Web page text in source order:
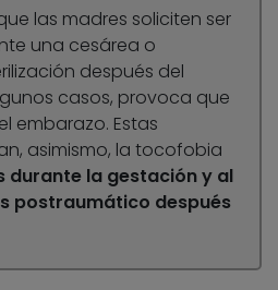
las madres soliciten ser
una cesárea o
después del
casos, provoca que
embarazo. Estas
asimismo, la tocofobia
durante la gestación y al
postraumático después